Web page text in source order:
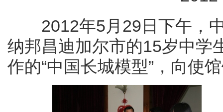
2012年5月29日下午，中
纳邦昌迪加尔市的15岁中学
作的“中国长城模型”，向使